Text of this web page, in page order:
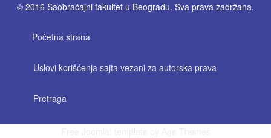
© 2016 Saobraćajni fakultet u Beogradu. Sva prava zadržana.
Početna strana
Uslovi korišćenja sajta vezani za autorska prava
Pretraga